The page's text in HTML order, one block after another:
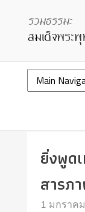
ยิ่งพูด
สารภ
1 มกราค